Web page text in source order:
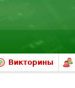
Викторины